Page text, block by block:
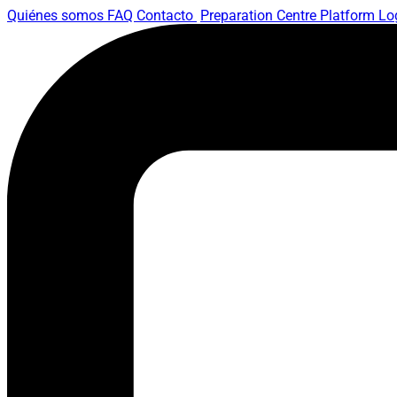
Quiénes somos FAQ Contacto Preparation Centre Platform